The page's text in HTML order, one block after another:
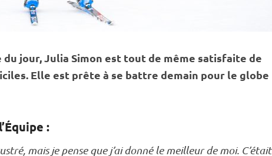
du jour, Julia Simon est tout de même satisfaite de
Elle est prête à se battre demain pour le globe
:
mais je pense que j’ai donné le meilleur de moi. C’était